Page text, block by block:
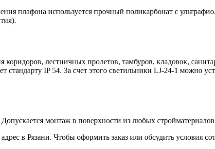
плафона используется прочный поликарбонат с
коридоров, лестничных пролетов, тамбуров, кладовок,
стандарту IP 54. За счет этого светильники LJ-24-1 можно
монтаж в поверхности из любых
в Рязани. Чтобы оформить заказ или обсудить условия